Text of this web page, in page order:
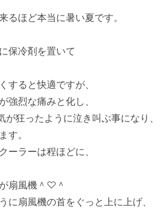
るほど本当に暑い夏です。
保冷剤を置いて
すると快適ですが、
強烈な痛みと化し、
が狂ったように泣き叫ぶ事になり、
す。
ーラーは程ほどに、
扇風機＾♡＾
に扇風機の首をぐっと上に上げ、